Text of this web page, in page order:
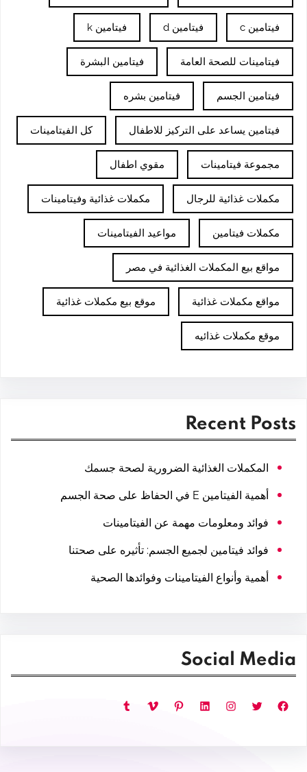
فيتامين c فيتامين d فيتامين k
فيتامينات للصحة العامة فيتامين البشرة
فيتامين الجسم فيتامين بشره
فيتامين يساعد على التركيز للاطفال كل الفيتامينات
مجموعة فيتامينات مقوي اطفال
مكملات غذائية للرجال مكملات غذائية وفيتامينات
مكملات فيتامين مواعيد الفيتامينات
مواقع بيع المكملات الغذائية في مصر
مواقع مكملات غذائية موقع بيع مكملات غذائية
موقع مكملات غذائيه
Recent Posts
المكملات الغذائية الضرورية لصحة جسمك
أهمية الفيتامين E في الحفاظ على صحة الجسم
فوائد ومعلومات مهمة عن الفيتامينات
فوائد فيتامين لجميع الجسم: تأثيره على صحتنا
أهمية وأنواع الفيتامينات وفوائدها الصحية
Social Media
فيسبوك تويتر إنستجرام لينكد إن بينتريست فيميو تمبلر